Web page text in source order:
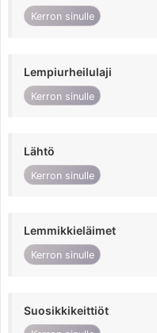
Kerron sinulle
Lempiurheilulaji
Kerron sinulle
Lähtö
Kerron sinulle
Lemmikkieläimet
Kerron sinulle
Suosikkikeittiöt